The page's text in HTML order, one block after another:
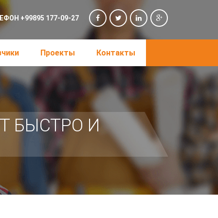
БЫСТРО И
+99895 177-09-27
Проекты Контакты